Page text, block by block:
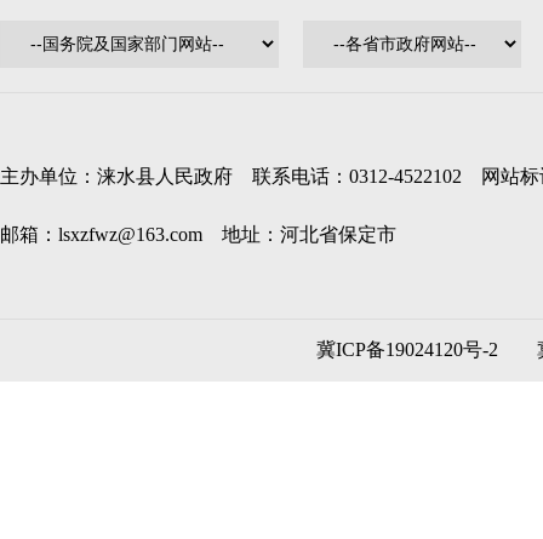
主办单位：涞水县人民政府 联系电话：0312-4522102 网站标
邮箱：lsxzfwz@163.com 地址：河北省保定市
冀ICP备19024120号-2